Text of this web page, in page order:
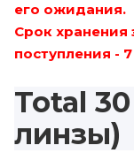
-4.75
-4.50
его ожидания.
Срок хранения
поступления -
Total
линзы)